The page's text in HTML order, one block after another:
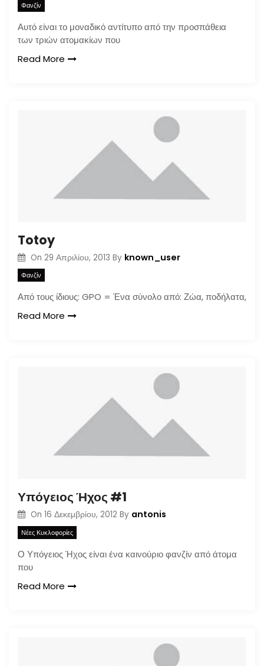
Φανζίν
Αυτό είναι το μοναδικό αντίτυπο από την προσπάθεια
των τριών ατομακίων που
Read More
Totoy
On 29 Απριλίου, 2013 By known_user
Φανζίν
Από τους ίδιους: GPO = Ένα σύνολο από: Ζώα, ποδήλατα,
Read More
Υπόγειος Ήχος #1
On 16 Δεκεμβρίου, 2012 By antonis
Νέες Κυκλοφορίες
Ο Υπόγειος Ήχος είναι ένα καινούριο φανζίν από άτομα
που
Read More